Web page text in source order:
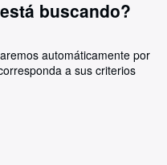
buscando?
automáticamente por
a sus criterios